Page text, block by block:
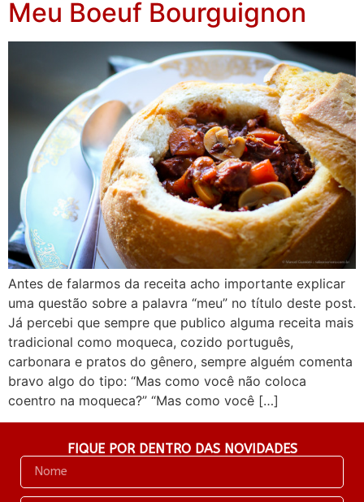
Meu Boeuf Bourguignon
Antes de falarmos da receita acho importante explicar
uma questão sobre a palavra “meu” no título deste post.
Já percebi que sempre que publico alguma receita mais
tradicional como moqueca, cozido português,
carbonara e pratos do gênero, sempre alguém comenta
bravo algo do tipo: “Mas como você não coloca
coentro na moqueca?” “Mas como você […]
FIQUE POR DENTRO DAS NOVIDADES